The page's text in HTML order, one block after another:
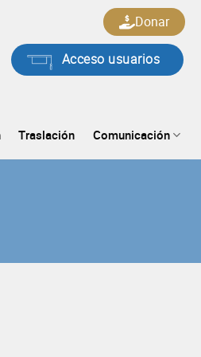
Acceso usuarios
Donar
Traslación Comunicación